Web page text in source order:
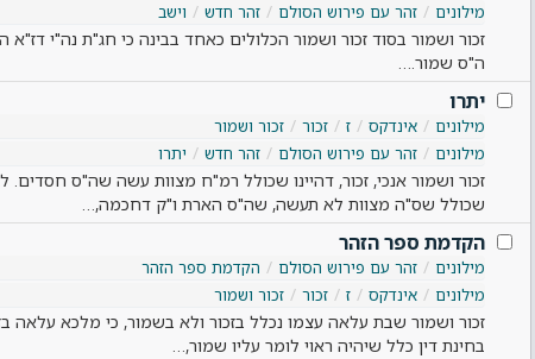
מילונים
זהר עם פירוש הסולם זהר חדש וישב
זכור ושמור בסוד זכור ושמור הכלולים כאחד בבינה כי חג"ת נה"י דז"א
ה"ס שמור.…
יתרו
מילונים אינדקס ז זכור
זכור ושמור
מילונים
זהר עם פירוש הסולם זהר חדש יתרו
זכור ושמור אנכי, זכור, דהיינו שכולל רמ"ח מצוות עשה שה"ס חסדים.
שכולל שס"ה מצוות לא תעשה, שה"ס הארת ו"ק דחכמה,…
הקדמת ספר הזהר
מילונים זהר עם פירוש הסולם
הקדמת ספר הזהר
מילונים
אינדקס ז זכור זכור ושמור
זכור ושמור שבת עלאה עצמו נכלל בזכור ולא בשמור, כי מלכא עלאה
בחינת דין כלל שיהיה ראוי לומר עליו שמור,…